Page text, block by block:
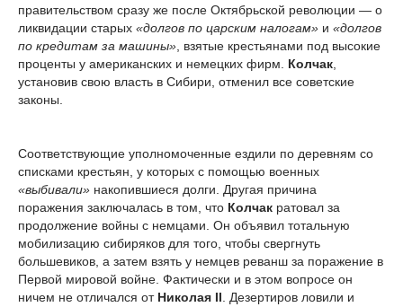
правительством сразу же после Октябрьской революции — о
ликвидации старых «долгов по царским налогам» и «долгов
по кредитам за машины» , взятые крестьянами под высокие
проценты у американских и немецких фирм. Колчак
установив свою власть в Сибири, отменил все советские
законы.
Соответствующие уполномоченные ездили по деревням со
списками крестьян, у которых с помощью военных
«выбивали» накопившиеся долги. Другая причина
поражения заключалась в том, что Колчак ратовал за
продолжение войны с немцами. Он объявил тотальную
мобилизацию сибиряков для того, чтобы свергнуть
большевиков, а затем взять у немцев реванш за поражение в
Первой мировой войне. Фактически и в этом вопросе он
ничем не отличался от Николая II . Дезертиров ловили и